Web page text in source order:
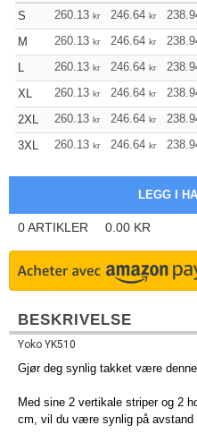
S 260.13 kr 246.64 kr
M
260.13 kr 246.64 kr
L
260.13 kr 246.64 kr
XL
260.13 kr 246.64 kr
2XL
260.13 kr 246.64 kr
3XL
260.13 kr 246.64 kr
0ARTIKLER 0.00 KR
BESKRIVELSE
Yoko YK510
Gjør deg synlig takket være
Med sine 2 vertikale striper og 2
cm, vil du være synlig på avstand